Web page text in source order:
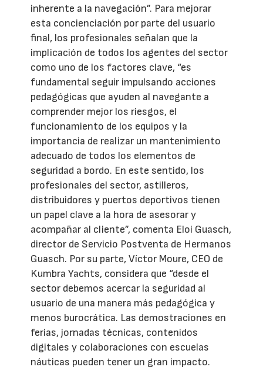
inherente a la navegación”. Para mejorar
esta concienciación por parte del usuario
final, los profesionales señalan que la
implicación de todos los agentes del sector
como uno de los factores clave, “es
fundamental seguir impulsando acciones
pedagógicas que ayuden al navegante a
comprender mejor los riesgos, el
funcionamiento de los equipos y la
importancia de realizar un mantenimiento
adecuado de todos los elementos de
seguridad a bordo. En este sentido, los
profesionales del sector, astilleros,
distribuidores y puertos deportivos tienen
un papel clave a la hora de asesorar y
acompañar al cliente”, comenta Eloi Guasch,
director de Servicio Postventa de Hermanos
Guasch. Por su parte, Víctor Moure, CEO de
Kumbra Yachts, considera que “desde el
sector debemos acercar la seguridad al
usuario de una manera más pedagógica y
menos burocrática. Las demostraciones en
ferias, jornadas técnicas, contenidos
digitales y colaboraciones con escuelas
náuticas pueden tener un gran impacto.